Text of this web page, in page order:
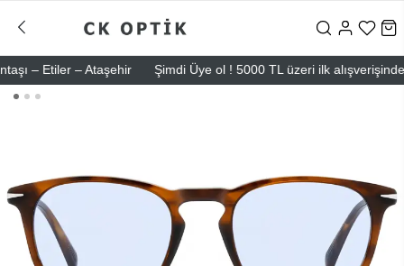
– Etiler – Ataşehir Şimdi Üye ol ! 5000 TL üzeri ilk alışverişinde